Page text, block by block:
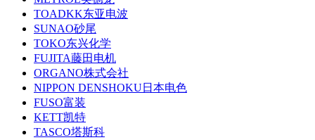
TOADKK东亚电波
SUNAO砂尾
TOKO东兴化学
FUJITA藤田电机
ORGANO株式会社
NIPPON DENSHOKU日本电色
FUSO富装
KETT凯特
TASCO塔斯科